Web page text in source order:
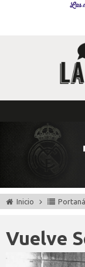
Las
Inicio
Vuelve